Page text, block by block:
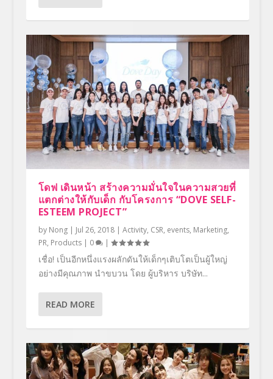
โดฟ เดินหน้า สร้างความมั่นใจในความสวยที่
แตกต่างให้กับเด็ก กับโครงการ “DOVE SELF-
ESTEEM PROJECT”
by Nong| Jul 26, 2018| Activity, CSR, events, Marketing,
PR, Products| 0 |
เชื่อ! เป็นอีกหนึ่งแรงผลักดันให้เด็กๆเติบโตเป็นผู้ใหญ่
อย่างมีคุณภาพ นำขบวน โดย ผู้บริหาร บริษัท...
READ MORE